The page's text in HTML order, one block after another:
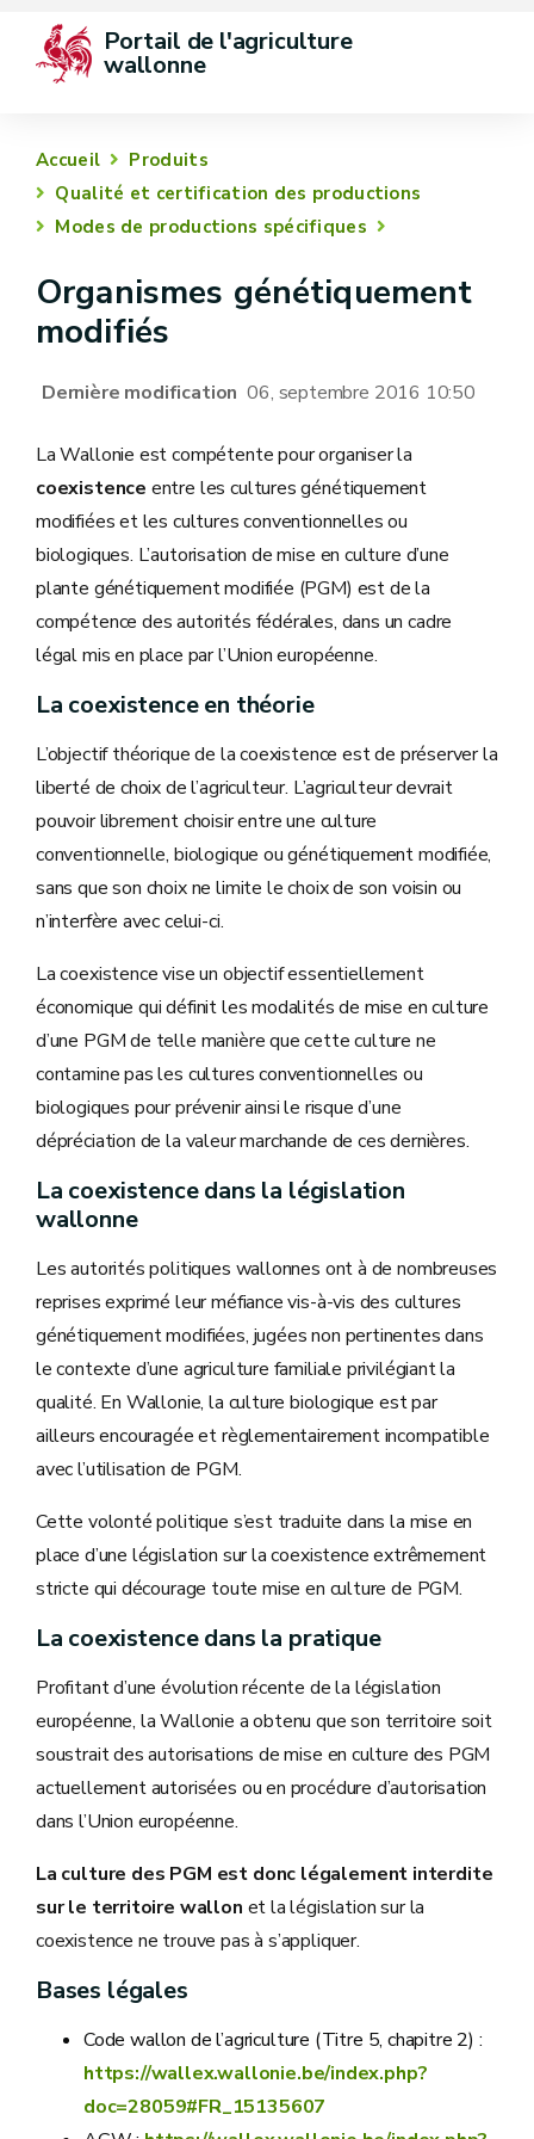
Portail de l'agriculture
wallonne
Accueil
Produits
Qualité et certification des productions
Modes de productions spécifiques
Organismes génétiquement
modifiés
Dernière modification 06, septembre 2016 10:50
La Wallonie est compétente pour organiser la
coexistence entre les cultures génétiquement
modifiées et les cultures conventionnelles ou
biologiques. L’autorisation de mise en culture d’une
plante génétiquement modifiée (PGM) est de la
compétence des autorités fédérales, dans un cadre
légal mis en place par l’Union européenne.
La coexistence en théorie
L’objectif théorique de la coexistence est de préserver la
liberté de choix de l’agriculteur. L’agriculteur devrait
pouvoir librement choisir entre une culture
conventionnelle, biologique ou génétiquement modifiée,
sans que son choix ne limite le choix de son voisin ou
n’interfère avec celui-ci.
La coexistence vise un objectif essentiellement
économique qui définit les modalités de mise en culture
d’une PGM de telle manière que cette culture ne
contamine pas les cultures conventionnelles ou
biologiques pour prévenir ainsi le risque d’une
dépréciation de la valeur marchande de ces dernières.
La coexistence dans la législation
wallonne
Les autorités politiques wallonnes ont à de nombreuses
reprises exprimé leur méfiance vis-à-vis des cultures
génétiquement modifiées, jugées non pertinentes dans
le contexte d’une agriculture familiale privilégiant la
qualité. En Wallonie, la culture biologique est par
ailleurs encouragée et règlementairement incompatible
avec l’utilisation de PGM.
Cette volonté politique s’est traduite dans la mise en
place d’une législation sur la coexistence extrêmement
stricte qui décourage toute mise en culture de PGM.
La coexistence dans la pratique
Profitant d’une évolution récente de la législation
européenne, la Wallonie a obtenu que son territoire soit
soustrait des autorisations de mise en culture des PGM
actuellement autorisées ou en procédure d’autorisation
dans l’Union européenne.
La culture des PGM est donc légalement interdite
sur le territoire wallon et la législation sur la
coexistence ne trouve pas à s’appliquer.
Bases légales
Code wallon de l’agriculture (Titre 5, chapitre 2) :
https://wallex.wallonie.be/index.php?
doc=28059#FR_15135607